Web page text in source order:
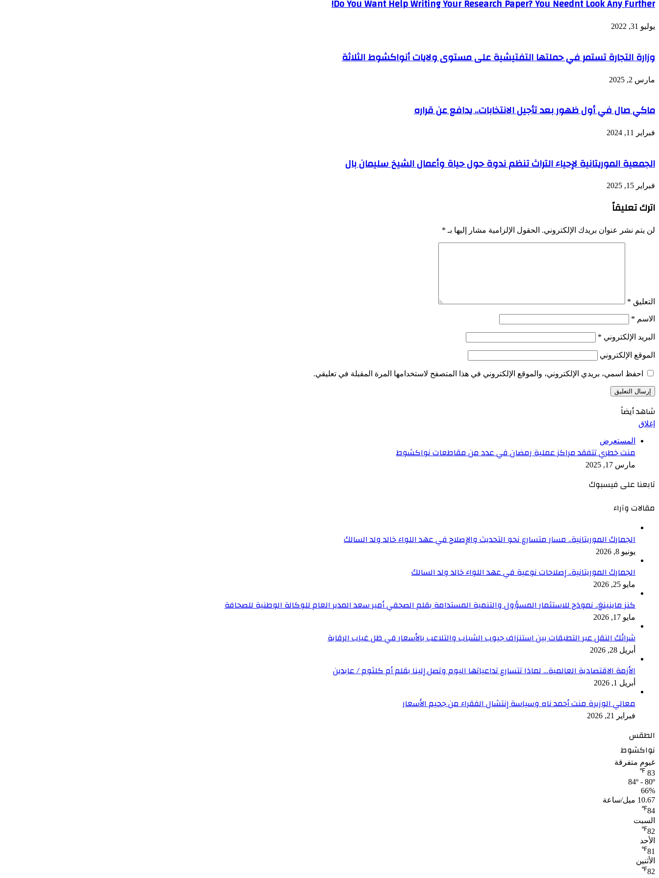
Do You Want Help Writing Your Research Paper? You Neednt Look Any Further!
يوليو 31, 2022
وزارة التجارة تستمر في حملتها التفتيشية على مستوى ولايات أنواكشوط الثلاثة
مارس 2, 2025
ماكي صال في أول ظهور بعد تأجيل الانتخابات.. يدافع عن قراره
فبراير 11, 2024
الجمعية الموريتانية لإحياء التراث تنظم ندوة حول حياة وأعمال الشيخ سليمان بال
فبراير 15, 2025
اترك تعليقاً
لن يتم نشر عنوان بريدك الإلكتروني. الحقول الإلزامية مشار إليها بـ *
التعليق *
الاسم *
البريد الإلكتروني *
الموقع الإلكتروني
احفظ اسمي، بريدي الإلكتروني، والموقع الإلكتروني في هذا المتصفح لاستخدامها المرة المقبلة في تعليقي.
شاهد أيضاً
إغلاق
المستعرض
منت خطري تتفقد مراكز عملية رمضان في عدد من مقاطعات نواكشوط
مارس 17, 2025
تابعنا على فيسبوك
مقالات وآراء
الجمارك الموريتانية.. مسار متسارع نحو التحديث والإصلاح في عهد اللواء خالد ولد السالك
يونيو 8, 2026
الجمارك الموريتانية.. إصلاحات نوعية في عهد اللواء خالد ولد السالك
مايو 25, 2026
كنز ماينينغ.. نموذج للاستثمار المسؤول والتنمية المستدامة بقلم الصحفي أمير سعد المدير العام للوكالة الوطنية للصحافة
مايو 17, 2026
شرائك النقل عبر التطبقات بين استنزاف جيوب الشباب والتلاعب بالأسعار في ظل غياب الرقابة
أبريل 28, 2026
الأزمة الاقتصادية العالمية… لماذا تتسارع تداعياتها اليوم وتصل إلينا بقلم أم كلثوم / عابدين
أبريل 1, 2026
معالي الوزيرة منت أحمد ناه وسياسة إنتشال الفقراء من جحيم الأسعار
فبراير 21, 2026
الطقس
نواكشوط
غيوم متفرقة
83
℉
84º - 80º
66%
10.67 ميل/ساعة
84
℉
السبت
82
℉
الأحد
81
℉
الأثنين
82
℉